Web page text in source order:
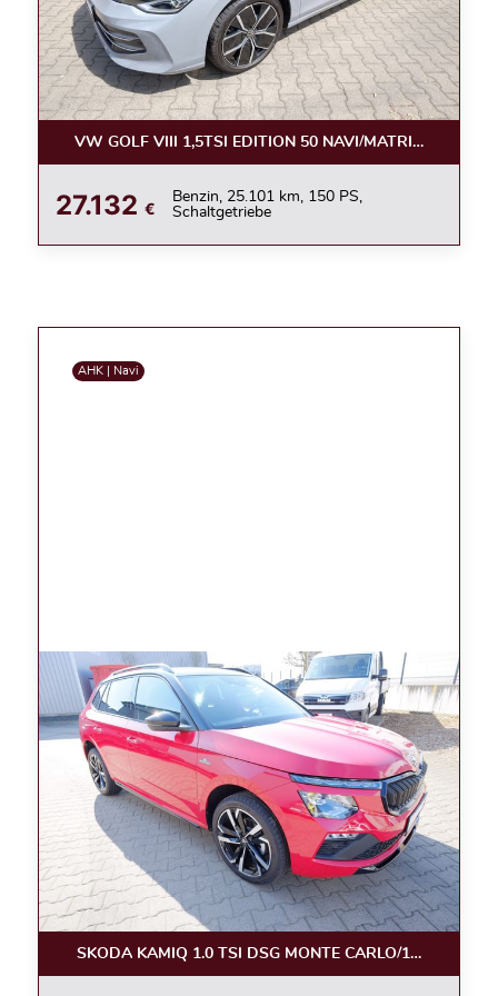
VW GOLF VIII 1,5TSI EDITION 50 NAVI/MATRIX/360°/ACC
27.132 €
Benzin, 25.101 km, 150 PS,
Schaltgetriebe
AHK | Navi
SKODA KAMIQ 1.0 TSI DSG MONTE CARLO/18,